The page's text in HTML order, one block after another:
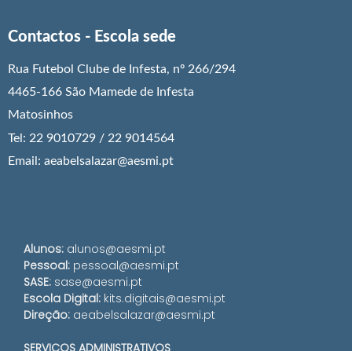
Contactos - Escola sede
Rua Futebol Clube de Infesta, nº 266/294
4465-166 São Mamede de Infesta
Matosinhos
Tel: 22 9010729 / 22 9014564
Email: aeabelsalazar@aesmi.pt
Alunos: alunos@aesmi.pt
Pessoal: pessoal@aesmi.pt
SASE: sase@aesmi.pt
Escola Digital: kits.digitais@aesmi.pt
Direção: aeabelsalazar@aesmi.pt